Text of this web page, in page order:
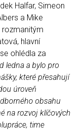
Halfar, Simeon
a Mike
rozmanitým
hlavní
ohlédla za
ledna a bylo pro
které přesahují
úroveň
obsahu
na rozvoj klíčových
time